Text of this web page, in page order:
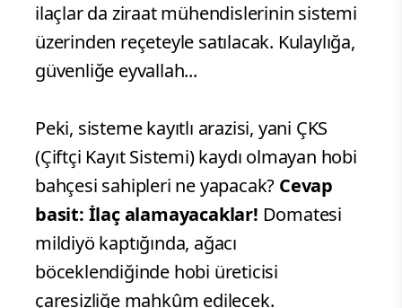
ilaçlar da ziraat mühendislerinin sistemi
üzerinden reçeteyle satılacak. Kulaylığa,
güvenliğe eyvallah...
Peki, sisteme kayıtlı arazisi, yani ÇKS
(Çiftçi Kayıt Sistemi) kaydı olmayan hobi
bahçesi sahipleri ne yapacak? Cevap
basit: İlaç alamayacaklar! Domatesi
mildiyö kaptığında, ağacı
böceklendiğinde hobi üreticisi
çaresizliğe mahkûm edilecek.